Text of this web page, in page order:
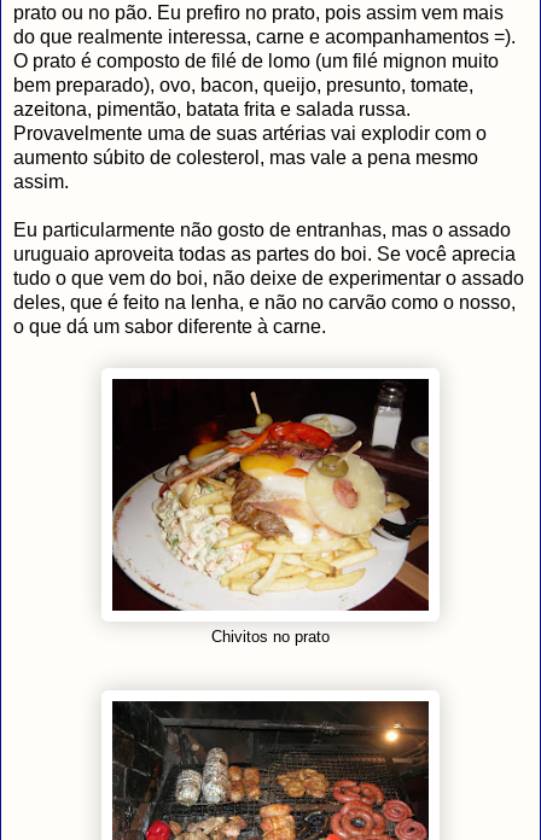
prato ou no pão. Eu prefiro no prato, pois assim vem mais
do que realmente interessa, carne e acompanhamentos =).
O prato é composto de filé de lomo (um filé mignon muito
bem preparado), ovo, bacon, queijo, presunto, tomate,
azeitona, pimentão, batata frita e salada russa.
Provavelmente uma de suas artérias vai explodir com o
aumento súbito de colesterol, mas vale a pena mesmo
assim.
Eu particularmente não gosto de entranhas, mas o assado
uruguaio aproveita todas as partes do boi. Se você aprecia
tudo o que vem do boi, não deixe de experimentar o assado
deles, que é feito na lenha, e não no carvão como o nosso,
o que dá um sabor diferente à carne.
Chivitos no prato